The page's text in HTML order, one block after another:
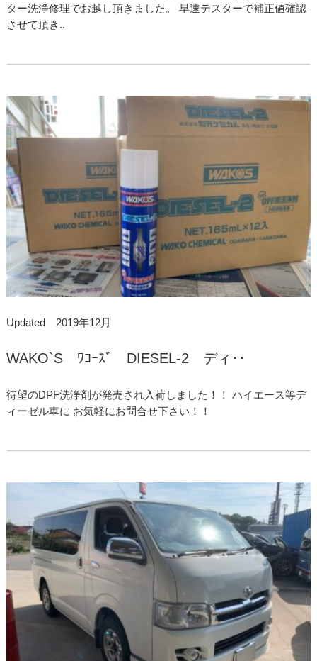
ター洗浄修理でお越し頂きました。 早速テスターで補正値確認
させて頂き..
Updated 2019年12月
WAKO`S ﾜｺｰｽﾞ DIESEL-2 ディ･･
待望のDPF洗浄剤が発売され入荷しました！！ ハイエース等デ
ィーゼル車に お気軽にお問合せ下さい！！